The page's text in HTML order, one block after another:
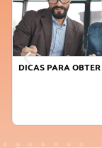
DICAS PARA